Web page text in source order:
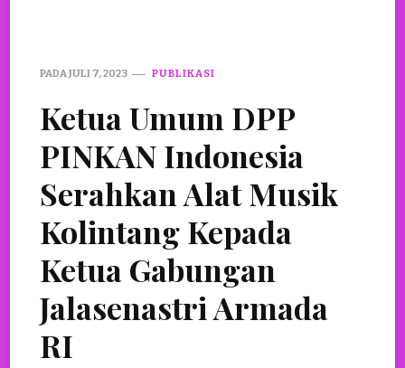
PADAJULI 7, 2023 PUBLIKASI
Ketua Umum DPP
PINKAN Indonesia
Serahkan Alat Musik
Kolintang Kepada
Ketua Gabungan
Jalasenastri Armada
RI